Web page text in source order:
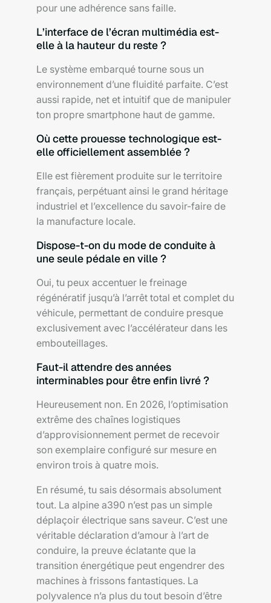
pour une adhérence sans faille.
L’interface de l’écran multimédia est-
elle à la hauteur du reste ?
Le système embarqué tourne sous un
environnement d’une fluidité parfaite. C’est
aussi rapide, net et intuitif que de manipuler
ton propre smartphone haut de gamme.
Où cette prouesse technologique est-
elle officiellement assemblée ?
Elle est fièrement produite sur le territoire
français, perpétuant ainsi le grand héritage
industriel et l’excellence du savoir-faire de
la manufacture locale.
Dispose-t-on du mode de conduite à
une seule pédale en ville ?
Oui, tu peux accentuer le freinage
régénératif jusqu’à l’arrêt total et complet du
véhicule, permettant de conduire presque
exclusivement avec l’accélérateur dans les
embouteillages.
Faut-il attendre des années
interminables pour être enfin livré ?
Heureusement non. En 2026, l’optimisation
extrême des chaînes logistiques
d’approvisionnement permet de recevoir
son exemplaire configuré sur mesure en
environ trois à quatre mois.
En résumé, tu sais désormais absolument
tout. La alpine a390 n’est pas un simple
déplaçoir électrique sans saveur. C’est une
véritable déclaration d’amour à l’art de
conduire, la preuve éclatante que la
transition énergétique peut engendrer des
machines à frissons fantastiques. La
polyvalence n’a plus du tout besoin d’être